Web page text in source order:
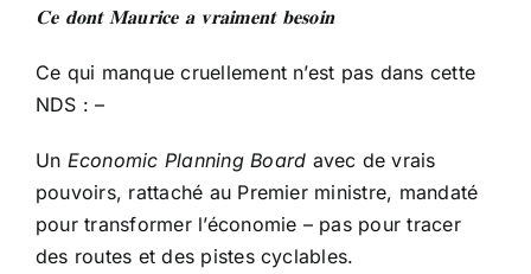
𝐂𝐞 𝐝𝐨𝐧𝐭 𝐌𝐚𝐮𝐫𝐢𝐜𝐞 𝐚 𝐯𝐫𝐚𝐢𝐦𝐞𝐧𝐭 𝐛𝐞𝐬𝐨𝐢𝐧
Ce qui manque cruellement n’est pas dans cette
NDS : –
Un Economic Planning Board avec de vrais
pouvoirs, rattaché au Premier ministre, mandaté
pour transformer l’économie – pas pour tracer
des routes et des pistes cyclables.